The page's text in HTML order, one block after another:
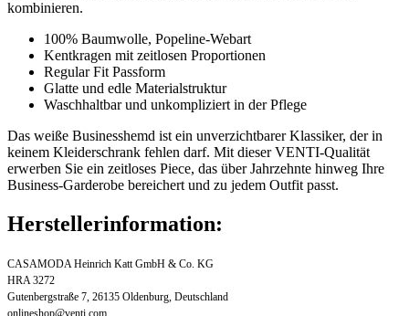
kombinieren.
100% Baumwolle, Popeline-Webart
Kentkragen mit zeitlosen Proportionen
Regular Fit Passform
Glatte und edle Materialstruktur
Waschhaltbar und unkompliziert in der Pflege
Das weiße Businesshemd ist ein unverzichtbarer Klassiker, der in
keinem Kleiderschrank fehlen darf. Mit dieser VENTI-Qualität
erwerben Sie ein zeitloses Piece, das über Jahrzehnte hinweg Ihre
Business-Garderobe bereichert und zu jedem Outfit passt.
Herstellerinformation:
CASAMODA Heinrich Katt GmbH & Co. KG
HRA 3272
Gutenbergstraße 7, 26135 Oldenburg, Deutschland
onlineshop@venti.com